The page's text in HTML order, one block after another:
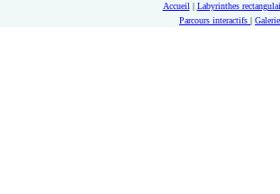
Accueil | Labyrinthes
Parcours interactifs | Galerie